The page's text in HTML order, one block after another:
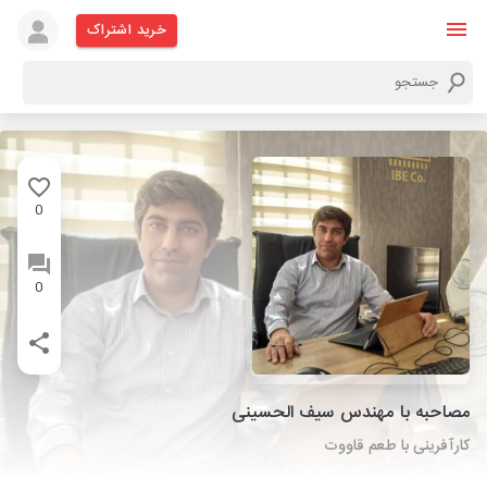
خرید اشتراک
0
0
مصاحبه با مهندس سیف الحسینی
کارآفرینی با طعم قاووت